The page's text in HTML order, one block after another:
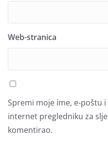
Web-stranica
Spremi moje ime, e-poštu
internet pregledniku za
komentirao.